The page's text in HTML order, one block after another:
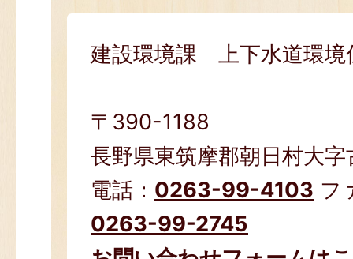
建設環境課 上下水道環境
〒390-1188
長野県東筑摩郡朝日村大
電話： 0263-99-4103 フ
0263-99-2745